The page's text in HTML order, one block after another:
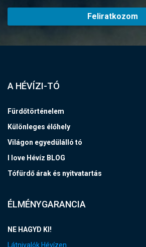
Feliratkozom
A HÉVÍZI-TÓ
Fürdőtörténelem
Különleges élőhely
Világon egyedülálló tó
I love Hévíz BLOG
Tófürdő árak és nyitvatartás
ÉLMÉNYGARANCIA
NE HAGYD KI!
Látnivalók Hévízen